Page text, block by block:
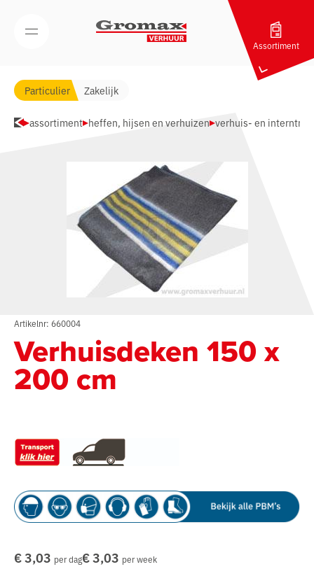
Open/Sluit mobiel menu
Assortiment
Particulier Zakelijk
assortiment heffen, hijsen en verhuizen verhuis- en
Artikelnr: 660004
Verhuisdeken 150 x
200 cm
€ 3,03 per dag€ 3,03 per week